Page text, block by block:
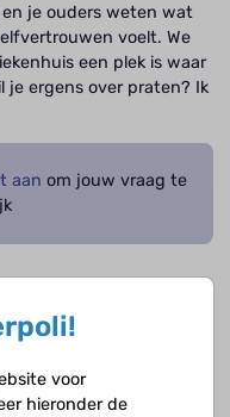
je ouders weten wat
voelt. We
een plek is waar
je ergens over praten? Ik
aan om jouw vraag te
goed beeld krijgt.
voor
hieronder de